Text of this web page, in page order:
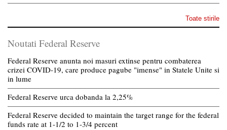
Toate stirile
Noutati Federal Reserve
Federal Reserve anunta noi masuri extinse pentru combaterea
crizei COVID-19, care produce pagube "imense" in Statele Unite si
in lume
Federal Reserve urca dobanda la 2,25%
Federal Reserve decided to maintain the target range for the federal
funds rate at 1-1/2 to 1-3/4 percent